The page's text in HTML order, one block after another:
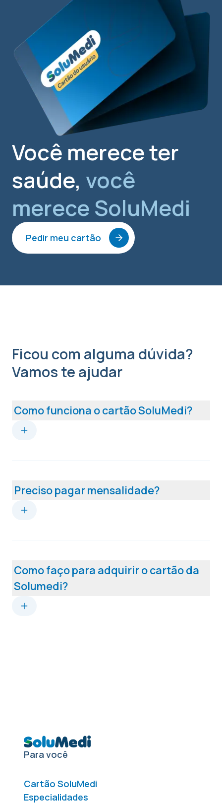
Você merece ter
saúde, você
merece SoluMedi
Pedir meu cartão
Ficou com alguma dúvida?
Vamos te ajudar
Como funciona o cartão SoluMedi?
Preciso pagar mensalidade?
Como faço para adquirir o cartão da
Solumedi?
Para você
Cartão SoluMedi
Especialidades